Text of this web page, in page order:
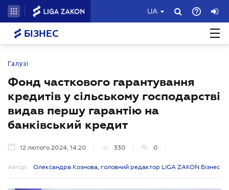
UA
БІЗНЕС
Галузі
Фонд часткового гарантування
кредитів у сільському господарстві
видав першу гарантію на
банківський кредит
12 лютого 2024, 14:20 330 0
Автор: Олександра Кознова, головний редактор LIGA ZAKON Бізнес